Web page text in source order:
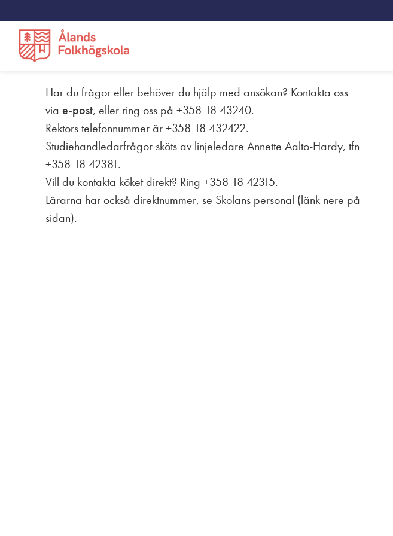
Utbildningar
NYAlinjen
Hantverk
Kortkurser
Grundvux
Studerande
Nyheter
Integritetspolicy
Om skolan
Vi som jobbar här
Kontakt
Har du frågor eller behöver du hjälp med ansökan? Kontakta oss
via e-post, eller ring oss på +358 18 43240.
Rektors telefonnummer är +358 18 432422.
Studiehandledarfrågor sköts av linjeledare Annette Aalto-Hardy, tfn
+358 18 42381.
Vill du kontakta köket direkt? Ring +358 18 42315.
Lärarna har också direktnummer, se Skolans personal (länk nere på
sidan).